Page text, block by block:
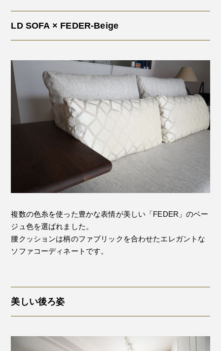
LD SOFA × FEDER-Beige
複数の色糸を使った豊かな表情が美しい「FEDER」のベー
ジュ色を選ばれました。
腰クッションは柄のファブリックを合わせたエレガントな
ソファコーディネートです。
美しい後ろ姿